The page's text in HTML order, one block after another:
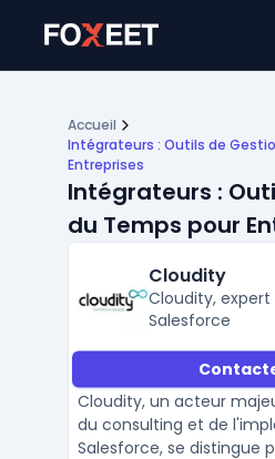
Accueil
Intégrateurs : Outils de
Entreprises
Intégrateurs :
du Temps pour
Cloudity
Cloudity, expert
Salesforce
Cloudity, un acteur
du consulting et de
Salesforce, se distingue